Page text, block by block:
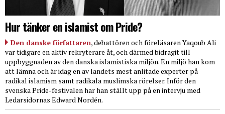
Hur tänker en islamist om Pride?
Den danske författaren, debattören och föreläsaren Yaqoub Ali
var tidigare en aktiv rekryterare åt, och därmed bidragit till
uppbyggnaden av den danska islamistiska miljön. En miljö han kom
att lämna och är idag en av landets mest anlitade experter på
radikal islamism samt radikala muslimska rörelser. Inför den
svenska Pride-festivalen har han ställt upp på en intervju med
Ledarsidornas Edward Nordén.